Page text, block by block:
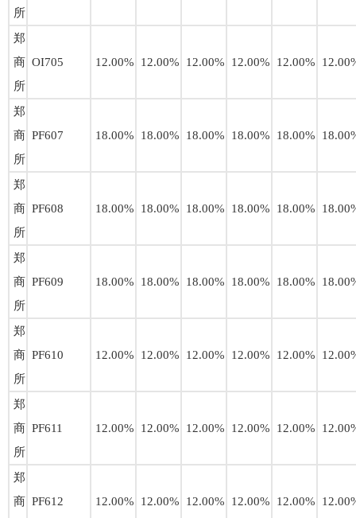
所
郑
商
所
OI705 12.00% 12.00% 12.00% 12.00% 12.00%
郑
商
所
PF607 18.00% 18.00% 18.00% 18.00% 18.00%
郑
商
所
PF608 18.00% 18.00% 18.00% 18.00% 18.00%
郑
商
所
PF609 18.00% 18.00% 18.00% 18.00% 18.00%
郑
商
所
PF610 12.00% 12.00% 12.00% 12.00% 12.00%
郑
商
所
PF611 12.00% 12.00% 12.00% 12.00% 12.00%
郑
商 PF612 12.00% 12.00% 12.00% 12.00% 12.00%